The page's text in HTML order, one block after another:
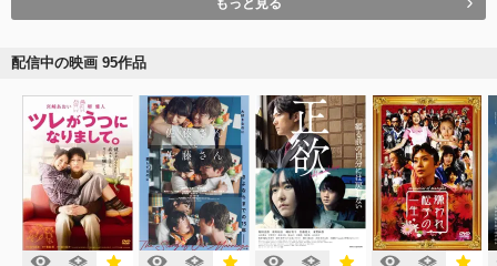
配信中の映画 95作品